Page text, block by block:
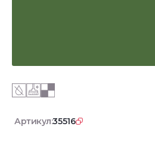
Артикул:35516